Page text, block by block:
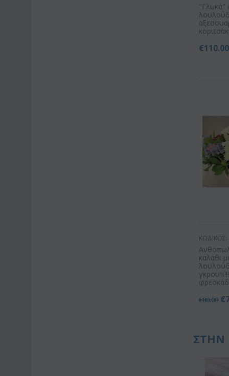
"Γλυκά"
€110.00
ΚΩΔΙΚΟΣ:
καλάθι
γκρουπ!!!
€80.00 €
ΣΤΗΝ